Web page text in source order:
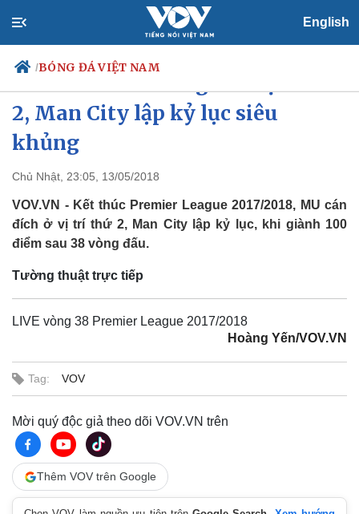
English
/BÓNG ĐÁ VIỆT NAM
Chính trị
Đảng
Quốc hội
Nhận diện sự thật
Giáo dục
Dấu ấn VOV
2, Man City lập kỷ lục siêu
khủng
Chủ Nhật, 23:05, 13/05/2018
VOV.VN - Kết thúc Premier League 2017/2018, MU cán
đích ở vị trí thứ 2, Man City lập kỷ lục, khi giành 100
điểm sau 38 vòng đấu.
Tường thuật trực tiếp
LIVE vòng 38 Premier League 2017/2018
Hoàng Yến/VOV.VN
Tag: VOV
Mời quý độc giả theo dõi VOV.VN trên
Thêm VOV trên Google